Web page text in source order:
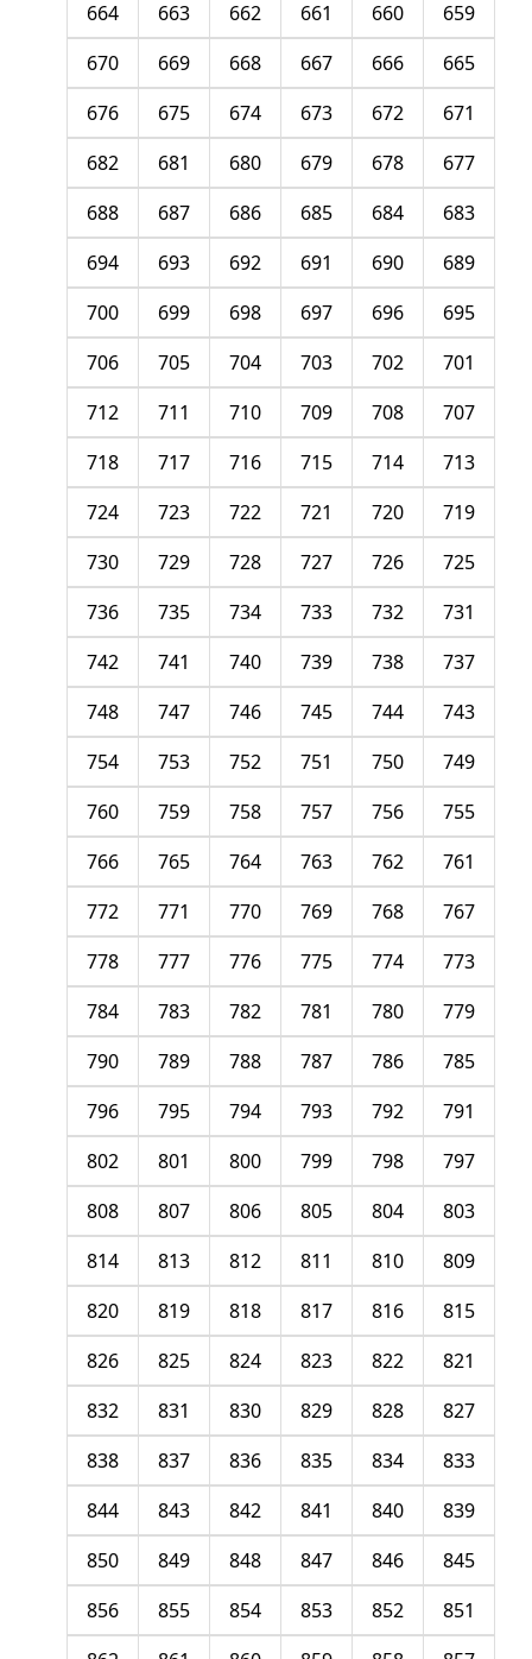
659
660
661
662
663
664
665
666
667
668
669
670
671
672
673
674
675
676
677
678
679
680
681
682
683
684
685
686
687
688
689
690
691
692
693
694
695
696
697
698
699
700
701
702
703
704
705
706
707
708
709
710
711
712
713
714
715
716
717
718
719
720
721
722
723
724
725
726
727
728
729
730
731
732
733
734
735
736
737
738
739
740
741
742
743
744
745
746
747
748
749
750
751
752
753
754
755
756
757
758
759
760
761
762
763
764
765
766
767
768
769
770
771
772
773
774
775
776
777
778
779
780
781
782
783
784
785
786
787
788
789
790
791
792
793
794
795
796
797
798
799
800
801
802
803
804
805
806
807
808
809
810
811
812
813
814
815
816
817
818
819
820
821
822
823
824
825
826
827
828
829
830
831
832
833
834
835
836
837
838
839
840
841
842
843
844
845
846
847
848
849
850
851
852
853
854
855
856